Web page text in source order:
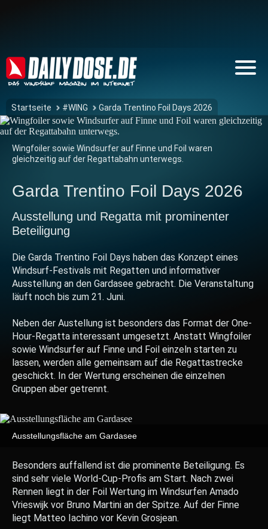
Startseite #WING Garda Trentino Foil Days 2026
Wingfoiler sowie Windsurfer auf Finne und Foil waren
gleichzeitig auf der Regattabahn unterwegs.
Garda Trentino Foil Days 2026
Ausstellung und Regatta mit prominenter
Beteiligung
Die Garda Trentino Foil Days haben das Konzept eines
Windsurf-Festivals mit Regatten und informativer
Ausstellung an den Gardasee gebracht. Die Veranstaltung
läuft noch bis zum 21. Juni.
Neben der Austellung ist besonders das Format der One-
Hour-Regatta interessant umgesetzt. Anstatt Wingfoiler
sowie Windsurfer auf Finne und Foil einzeln starten zu
lassen, werden alle gemeinsam auf die Regattastrecke
geschickt. In der Wertung erscheinen die einzelnen
Gruppen aber getrennt.
Ausstellungsfläche am Gardasee
Besonders auffallend ist die prominente Beteiligung. Es
sind sehr viele World-Cup-Profis am Start. Nach zwei
Rennen liegt in der Foil Wertung im Windsurfen Amado
Vrieswijk vor Bruno Martini an der Spitze. Auf der Finne
liegt Matteo Iachino vor Kevin Grosjean.